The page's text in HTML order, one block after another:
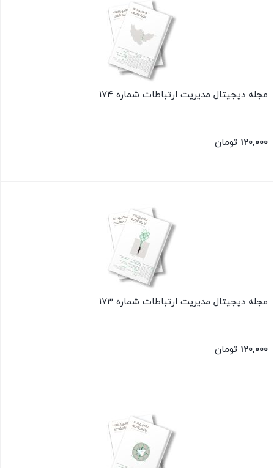
مجله دیجیتال مدیریت ارتباطات شماره 174
120,000 تومان
مجله دیجیتال مدیریت ارتباطات شماره 173
120,000 تومان